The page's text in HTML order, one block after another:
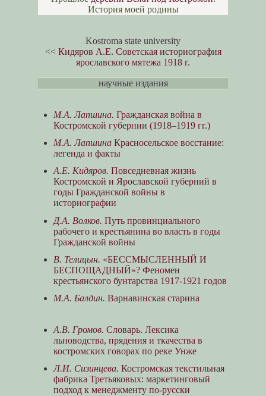
История моей родины
Kostroma state university
<< Кидяров А.Е. Советская историография
ярославского мятежа 1918 г.
научные издания
М.А. Лапшина. Гражданская война в
Костромской губернии (1918–1919 гг.)
М.А. ЛапшинаКрасносельское восстание:
легенда и факты
А.Е. Кидяров. Повседневная жизнь
Костромской и Ярославской губерний в
годы Гражданской войны в
историографии
Д.А. Волков. Путь провинциального
рабочего и крестьянина во власть в годы
Гражданской войны
В. Телицын. «БЕССМЫСЛЕННЫЙ И
БЕСПОЩАДНЫЙ»? Феномен
крестьянского бунтарства 1917-1921 годов
М.А. Балдин. Варнавинская старина
А.В. Громов. Словарь. Лексика
льноводства, прядения и ткачества в
костромских говорах по реке Унже
Л.И. Сизинцева. Костромская текстильная
фабрика Третьяковых: маркетинговый
подход к менеджменту по-русски